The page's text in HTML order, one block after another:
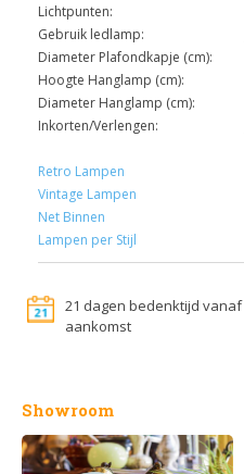
Lichtpunten:
Gebruik ledlamp:
Diameter Plafondkapje (cm):
Hoogte Hanglamp (cm):
Diameter Hanglamp (cm):
Inkorten/Verlengen:
Retro Lampen
Vintage Lampen
Net Binnen
Lampen per Stijl
21 dagen bedenktijd vanaf
aankomst
Showroom